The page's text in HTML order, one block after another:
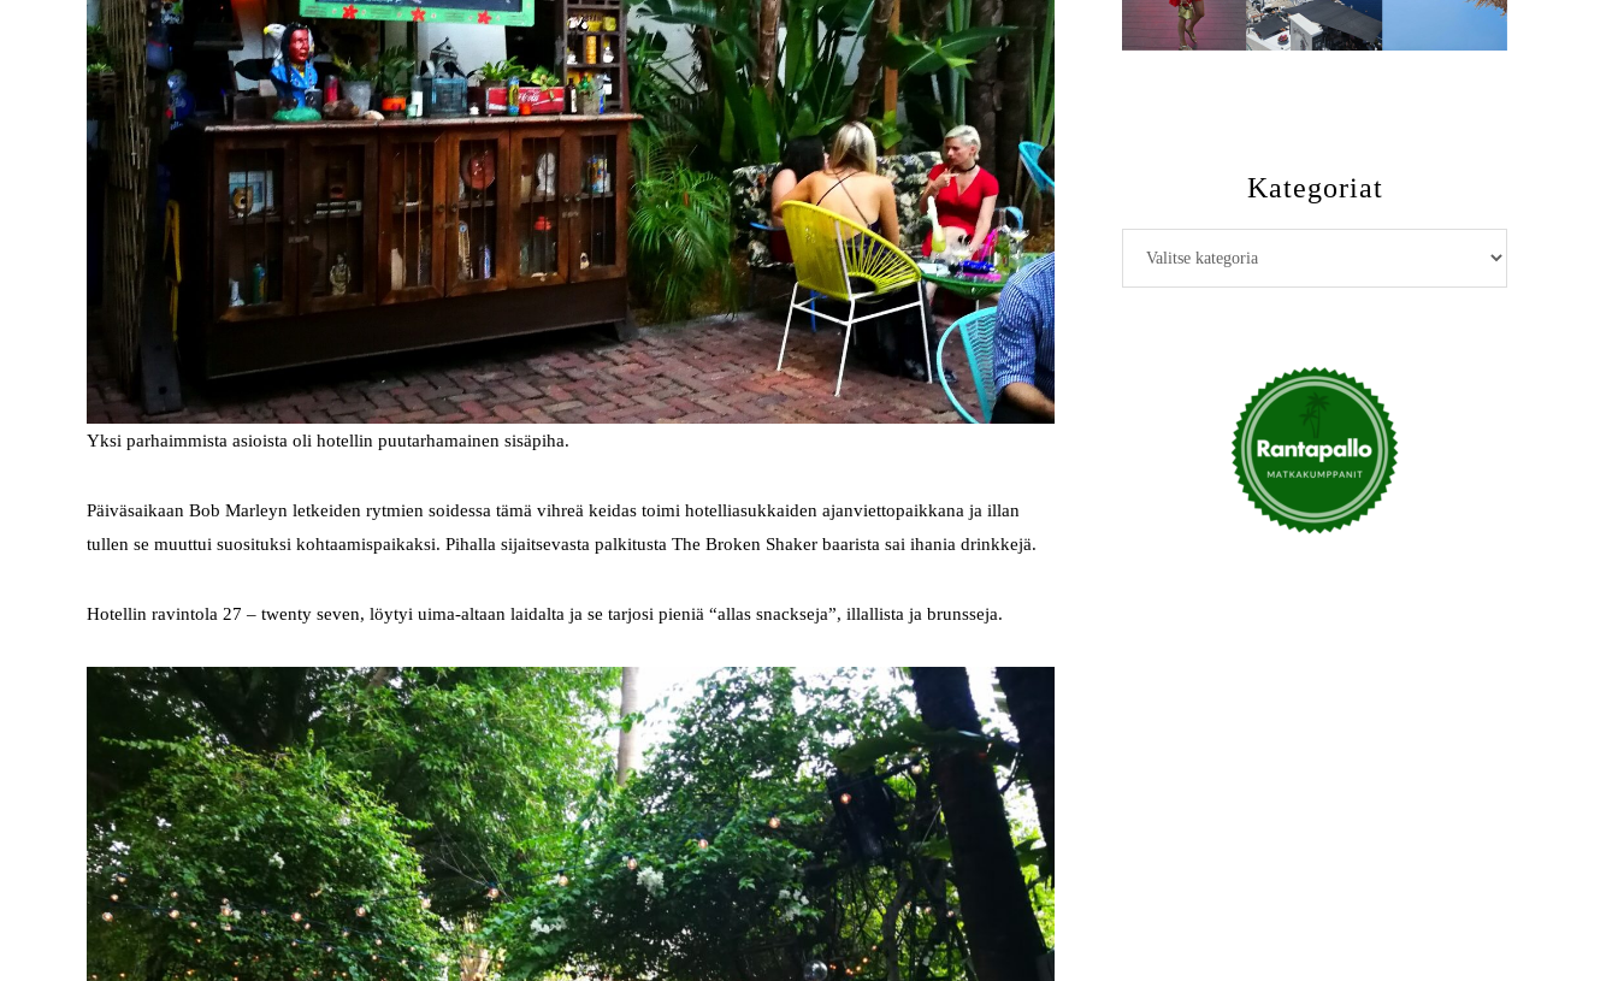
Yksi parhaimmista asioista oli hotellin puutarhamainen sisäpiha.
Päiväsaikaan Bob Marleyn letkeiden rytmien soidessa tämä vihreä keidas toimi hotelliasukkaiden ajanviettopaikkana ja illan
tullen se muuttui suosituksi kohtaamispaikaksi. Pihalla sijaitsevasta palkitusta The Broken Shaker baarista sai ihania drinkkejä.
Hotellin ravintola 27 – twenty seven, löytyi uima-altaan laidalta ja se tarjosi pieniä “allas snackseja”, illallista ja brunsseja.
Kategoriat